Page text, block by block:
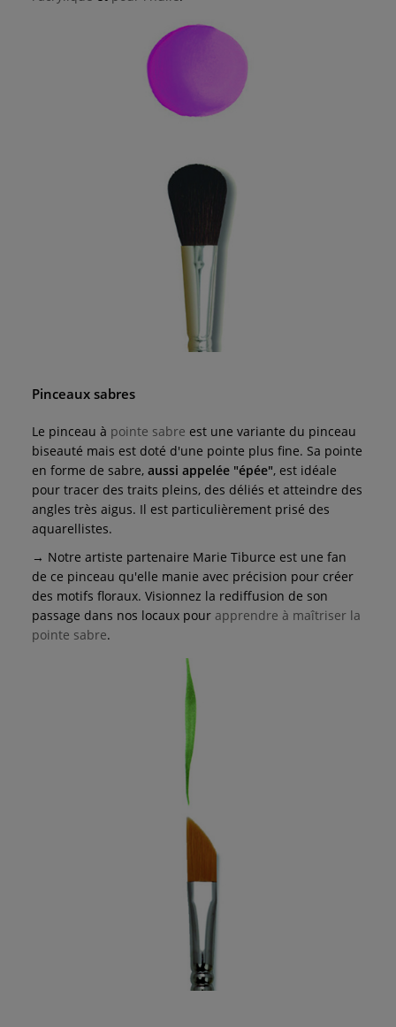
Pinceaux sabres
Le pinceau à pointe sabre est une variante du pinceau
biseauté mais est doté d'une pointe plus fine. Sa pointe
en forme de sabre, aussi appelée "épée", est idéale
pour tracer des traits pleins, des déliés et atteindre des
angles très aigus. Il est particulièrement prisé des
aquarellistes.
→ Notre artiste partenaire Marie Tiburce est une fan
de ce pinceau qu'elle manie avec précision pour créer
des motifs floraux. Visionnez la rediffusion de son
passage dans nos locaux pour apprendre à maîtriser la
pointe sabre.